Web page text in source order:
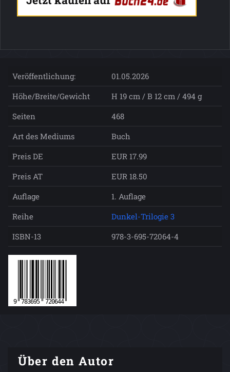
Veröffentlichung:
01.05.2026
Höhe/Breite/Gewicht
H 19 cm / B 12 cm / 494 g
Seiten
468
Art des Mediums
Buch
Preis DE
EUR 17.99
Preis AT
EUR 18.50
Auflage
1. Auflage
Reihe
Dunkel-Trilogie 3
ISBN-13
978-3-695-72064-4
Über den Autor